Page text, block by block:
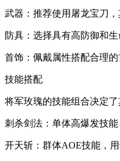
武器：推荐使用屠龙宝刀
防具：选择具有高防御和
首饰：佩戴属性搭配合理
技能搭配
将军玫瑰的技能组合决定
刺杀剑法：单体高爆发技能
开天斩：群体AOE技能，